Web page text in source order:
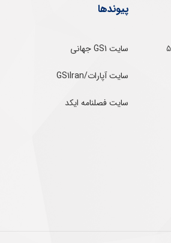
پیوندها
سایت GS1 جهانی
سایت آپارات/GS1Iran
سایت فصلنامه ایکد